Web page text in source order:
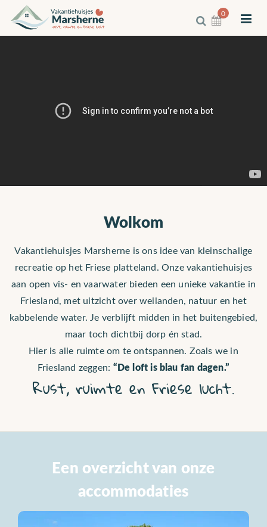
0
Wolkom
Vakantiehuisjes Marsherne is ons idee van kleinschalige
recreatie op het Friese platteland. Onze vakantiehuisjes
aan open vis- en vaarwater bieden een unieke vakantie in
Friesland, met uitzicht over weilanden, natuur en het
kabbelende water. Je verblijft midden in het buitengebied,
maar toch dichtbij dorp én stad.
Hier is alle ruimte om te ontspannen. Zoals we in
Friesland zeggen: “De loft is blau fan dagen.”
Rust, ruimte en Friese lucht.
Een overzicht van onze
accommodaties